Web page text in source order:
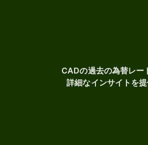
CADの過去の為替レー
詳細なインサイトを